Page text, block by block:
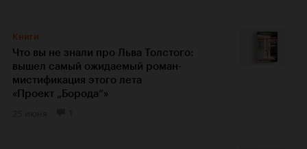
Книги
Что вы не знали про Льва Толстого:
вышел самый ожидаемый роман-
мистификация этого лета
«Проект „Борода“»